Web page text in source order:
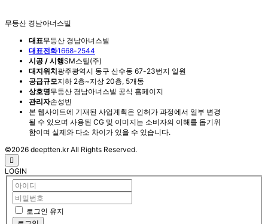
무등산 경남아너스빌
대표무등산 경남아너스빌
대표전화1668-2544
시공 / 시행SM스틸(주)
대지위치광주광역시 동구 산수동 67-23번지 일원
공급규모지하 2층~지상 20층, 5개동
상호명무등산 경남아너스빌 공식 홈페이지
관리자손성빈
본 웹사이트에 기재된 사업계획은 인허가 과정에서 일부 변경
될 수 있으며 사용된 CG 및 이미지는 소비자의 이해를 돕기위
함이며 실제와 다소 차이가 있을 수 있습니다.
©2026 deeptten.kr All Rights Reserved.
LOGIN
로그인 유지